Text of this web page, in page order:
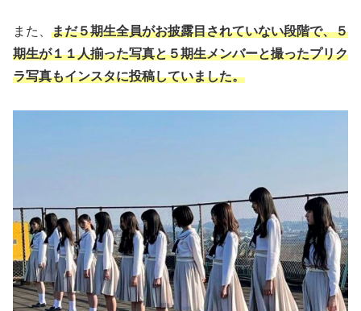
また、 まだ５期生全員がお披露目されていない段階で、５
期生が１１人揃った写真と５期生メンバーと撮ったプリク
ラ写真もインスタに投稿していました。